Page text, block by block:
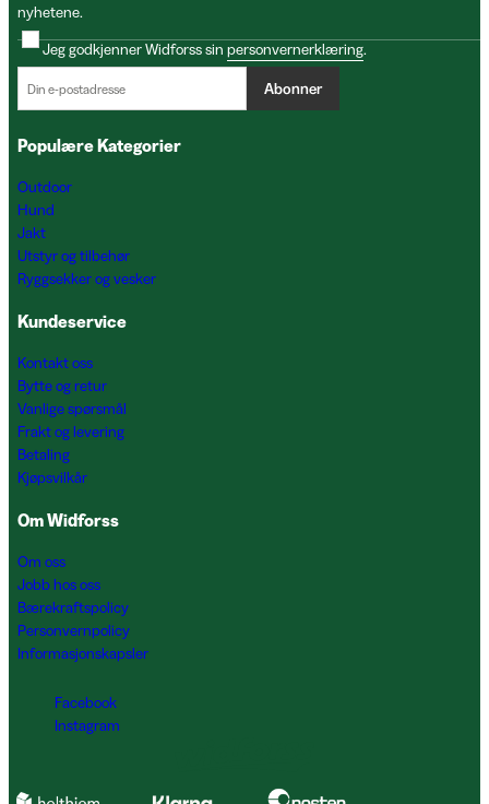
nyhetene.
Jeg godkjenner Widforss sin personvernerklæring.
Abonner
Populære Kategorier
Outdoor
Hund
Jakt
Utstyr og tilbehør
Ryggsekker og vesker
Kundeservice
Kontakt oss
Bytte og retur
Vanlige spørsmål
Frakt og levering
Betaling
Kjøpsvilkår
Om Widforss
Om oss
Jobb hos oss
Bærekraftspolicy
Personvernpolicy
Informasjonskapsler
Facebook
Instagram